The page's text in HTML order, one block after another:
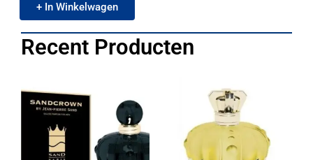
+ In Winkelwagen
Recent Producten